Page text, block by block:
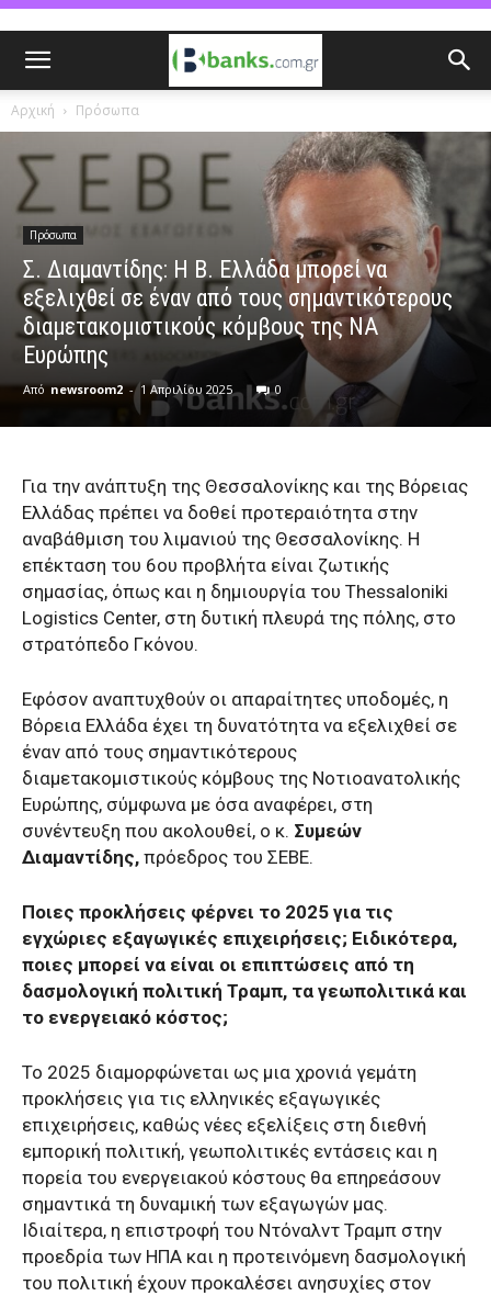
Αρχική Πρόσωπα
Πρόσωπα
Σ. Διαμαντίδης: Η Β. Ελλάδα μπορεί να
εξελιχθεί σε έναν από τους σημαντικότερους
διαμετακομιστικούς κόμβους της NA
Ευρώπης
Από newsroom2 - 1 Απριλίου 2025 0
Για την ανάπτυξη της Θεσσαλονίκης και της Βόρειας
Ελλάδας πρέπει να δοθεί προτεραιότητα στην
αναβάθμιση του λιμανιού της Θεσσαλονίκης. Η
επέκταση του 6ου προβλήτα είναι ζωτικής
σημασίας, όπως και η δημιουργία του Thessaloniki
Logistics Center, στη δυτική πλευρά της πόλης, στο
στρατόπεδο Γκόνου.
Εφόσον αναπτυχθούν οι απαραίτητες υποδομές, η
Βόρεια Ελλάδα έχει τη δυνατότητα να εξελιχθεί σε
έναν από τους σημαντικότερους
διαμετακομιστικούς κόμβους της Νοτιοανατολικής
Ευρώπης, σύμφωνα με όσα αναφέρει, στη
συνέντευξη που ακολουθεί, ο κ. Συμεών
Διαμαντίδης, πρόεδρος του ΣΕΒΕ.
Ποιες προκλήσεις φέρνει το 2025 για τις
εγχώριες εξαγωγικές επιχειρήσεις; Ειδικότερα,
ποιες μπορεί να είναι οι επιπτώσεις από τη
δασμολογική πολιτική Τραμπ, τα γεωπολιτικά και
το ενεργειακό κόστος;
Το 2025 διαμορφώνεται ως μια χρονιά γεμάτη
προκλήσεις για τις ελληνικές εξαγωγικές
επιχειρήσεις, καθώς νέες εξελίξεις στη διεθνή
εμπορική πολιτική, γεωπολιτικές εντάσεις και η
πορεία του ενεργειακού κόστους θα επηρεάσουν
σημαντικά τη δυναμική των εξαγωγών μας.
Ιδιαίτερα, η επιστροφή του Ντόναλντ Τραμπ στην
προεδρία των ΗΠΑ και η προτεινόμενη δασμολογική
του πολιτική έχουν προκαλέσει ανησυχίες στον